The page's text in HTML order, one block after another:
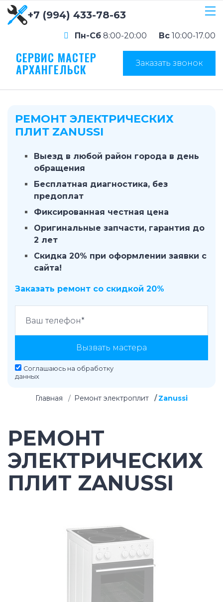
+7 (994) 433-78-63
Пн-Сб 8:00-20:00 Вс 10:00-17.00
СЕРВИС МАСТЕР
АРХАНГЕЛЬСК Заказать звонок
РЕМОНТ ЭЛЕКТРИЧЕСКИХ
ПЛИТ ZANUSSI
Выезд в любой район города в день
обращения
Бесплатная диагностика, без
предоплат
Фиксированная честная цена
Оригинальные запчасти, гарантия до
2 лет
Скидка 20% при оформлении заявки с
сайта!
Заказать ремонт со скидкой 20%
Вызвать мастера
Соглашаюсь на обработку
данных
Главная Ремонт электроплит Zanussi
РЕМОНТ
ЭЛЕКТРИЧЕСКИХ
ПЛИТ ZANUSSI